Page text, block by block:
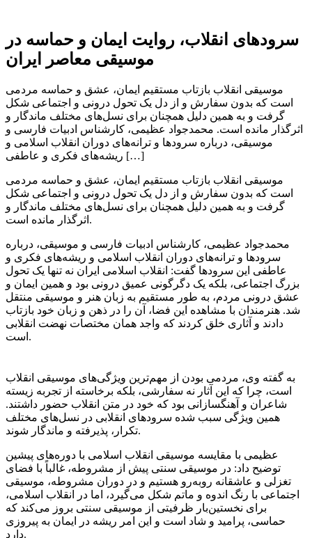
سرود‌های انقلاب، روایت ایمان و حماسه در
موسیقی معاصر ایران
موسیقی انقلاب بازتاب مستقیم ایمان، عشق و حماسه مردمی
است که بدون سفارش و از دل یک تحول درونی و اجتماعی شکل
گرفت و به همین دلیل همچنان برای نسل‌های مختلف ماندگار و
اثرگذار مانده است. محمدجواد عظیمی، کارشناس ادبیات فارسی و
موسیقی، درباره سرود‌ها و ترانه‌های دوران انقلاب اسلامی و
ریشه‌های فکری و عاطفی […]
موسیقی انقلاب بازتاب مستقیم ایمان، عشق و حماسه مردمی
است که بدون سفارش و از دل یک تحول درونی و اجتماعی شکل
گرفت و به همین دلیل همچنان برای نسل‌های مختلف ماندگار و
اثرگذار مانده است.
محمدجواد عظیمی، کارشناس ادبیات فارسی و موسیقی، درباره
سرود‌ها و ترانه‌های دوران انقلاب اسلامی و ریشه‌های فکری و
عاطفی این سرود‌ها گفت: انقلاب اسلامی ایران نه‌ تنها یک تحول
بزرگ اجتماعی، بلکه یک دگرگونی عمیق درونی بود و همین ایمان و
عشق درونی مردم، به‌ طور مستقیم به زبان هنر و موسیقی منتقل
شد. هنرمندان با مشاهده این فضا، آن را در ذهن و زبان خود بازتاب
دادند و آثاری خلق کردند که واجد همان مختصات نهضت انقلابی
است.
به گفته وی، مردمی‌ بودن از مهم‌ترین ویژگی‌های موسیقی انقلاب
است، چرا که این آثار نه سفارشی، بلکه برخاسته از تجربه زیسته
شاعران و آهنگسازانی بود که خود در متن انقلاب حضور داشتند.
همین ویژگی سبب شده سرود‌های انقلابی در نسل‌های مختلف
تکرار، پذیرفته و ماندگار شوند.
عظیمی با مقایسه موسیقی انقلاب اسلامی با دوره‌های پیشین
توضیح داد: در موسیقی سنتی پیش از مشروطه، غالباً با فضای
تغزلی و عاشقانه روبه‌رو هستیم و در دوران مشروطه، موسیقی
اجتماعی با رنگ اندوه و ماتم شکل می‌گیرد، اما در انقلاب اسلامی،
برای نخستین‌بار ظرفیتی از موسیقی سنتی بروز می‌کند که
حماسی، پرامید و شاد است و این امر ریشه در ایمان به پیروزی
دارد.